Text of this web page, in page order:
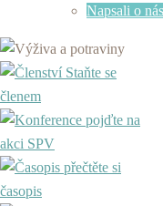
Napsali o nás
Staňte se
členem
pojďte na
akci SPV
přečtěte si
časopis